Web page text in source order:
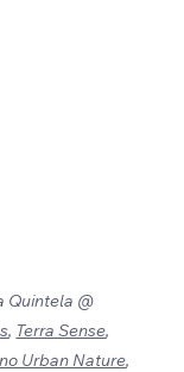
Quintela @
, Terra Sense,
Urban Nature,